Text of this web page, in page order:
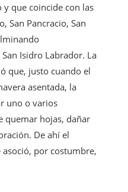
que coincide con las
San Pancracio, San
Isidro Labrador. La
que, justo cuando el
asentada, la
uno o varios
quemar hojas, dañar
De ahí el
por costumbre,